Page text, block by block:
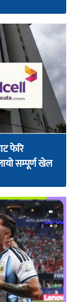
फेरि
सम्पूर्ण खेल